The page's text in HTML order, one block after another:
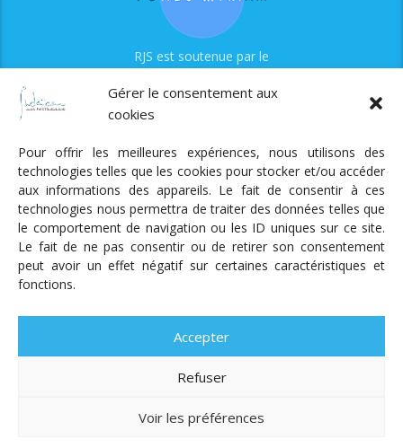
Gérer le consentement aux
cookies
Pour offrir les meilleures expériences, nous utilisons des
technologies telles que les cookies pour stocker et/ou accéder
aux informations des appareils. Le fait de consentir à ces
technologies nous permettra de traiter des données telles que
le comportement de navigation ou les ID uniques sur ce site.
Le fait de ne pas consentir ou de retirer son consentement
peut avoir un effet négatif sur certaines caractéristiques et
fonctions.
Accepter
Refuser
Voir les préférences
RJS est soutenue par le
Radio Judaica Strasbourg
Tous droits réservés
RADIO JUDAÏCA
ÉMISSIONS ET GRILLE DES PROGRAMMES
PODCASTS
UN DON
ADHÉRER MENTIONS LÉGALES
RÉAL.